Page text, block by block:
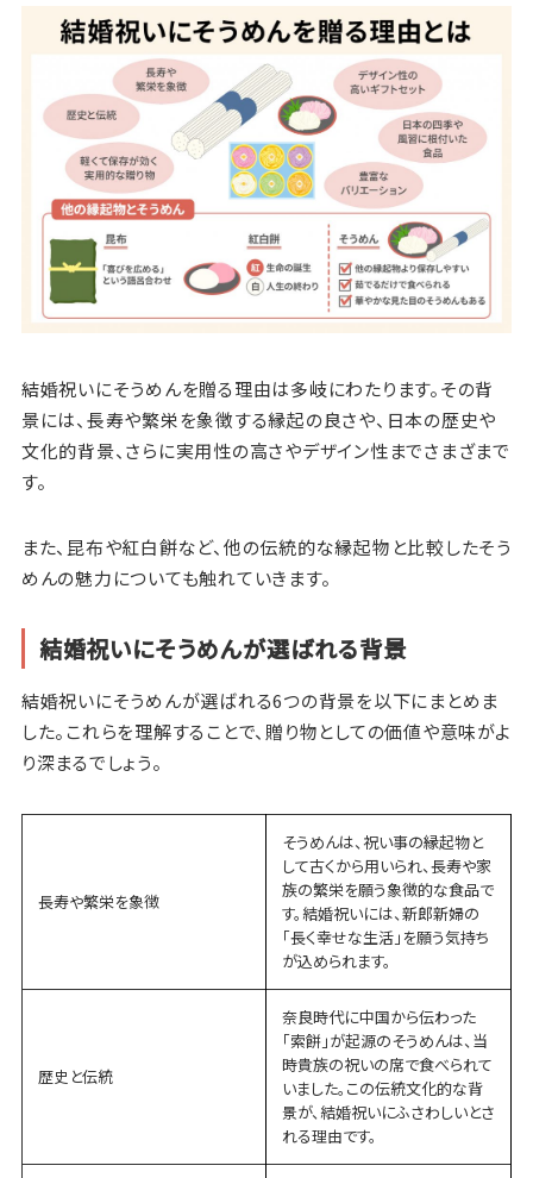
結婚祝いにそうめんを贈る理由は多岐にわたります。その背
景には、長寿や繁栄を象徴する縁起の良さや、日本の歴史や
文化的背景、さらに実用性の高さやデザイン性までさまざまで
す。
また、昆布や紅白餅など、他の伝統的な縁起物と比較したそう
めんの魅力についても触れていきます。
結婚祝いにそうめんが選ばれる背景
結婚祝いにそうめんが選ばれる6つの背景を以下にまとめま
した。これらを理解することで、贈り物としての価値や意味がよ
り深まるでしょう。
長寿や繁栄を象徴
そうめんは、祝い事の縁起物と
して古くから用いられ、長寿や家
族の繁栄を願う象徴的な食品で
す。結婚祝いには、新郎新婦の
「長く幸せな生活」を願う気持ち
が込められます。
歴史と伝統
奈良時代に中国から伝わった
「索餅」が起源のそうめんは、当
時貴族の祝いの席で食べられて
いました。この伝統文化的な背
景が、結婚祝いにふさわしいとさ
れる理由です。